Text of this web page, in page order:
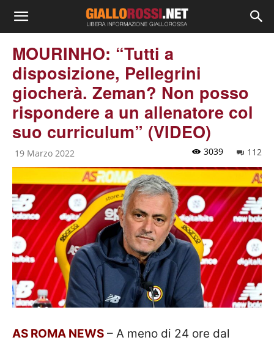
MOURINHO: “Tutti a
disposizione, Pellegrini
giocherà. Zeman? Non posso
rispondere a un allenatore col
suo curriculum” (VIDEO)
19 Marzo 2022 112
3039
AS ROMA NEWS – A meno di 24 ore dal